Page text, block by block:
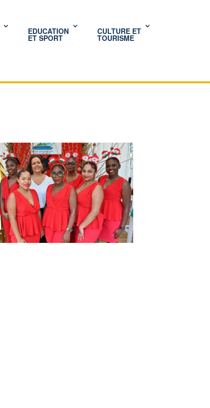
EDUCATION
ET SPORT
CULTURE ET
TOURISME